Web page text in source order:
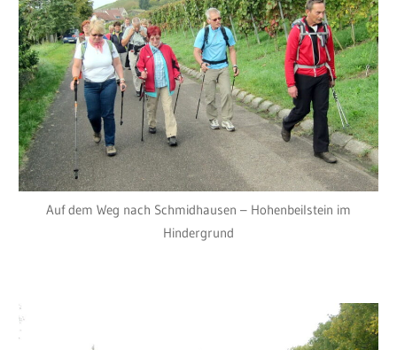
Auf dem Weg nach Schmidhausen – Hohenbeilstein im
Hindergrund